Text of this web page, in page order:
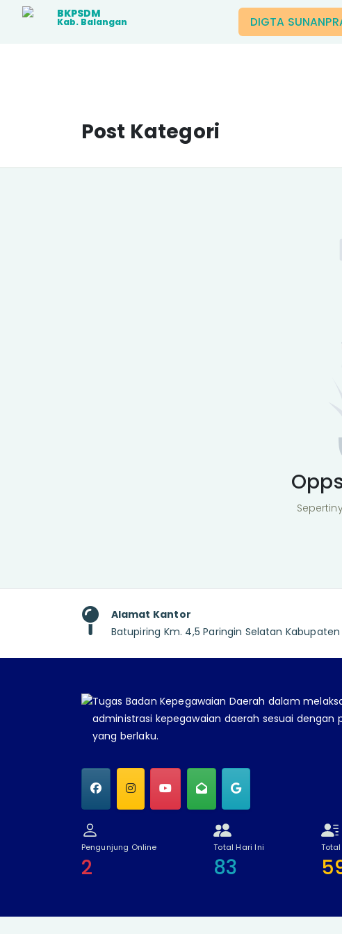
BKPSDM
Kab. Balangan DIGTA
Post Kategori
Alamat Kantor
Batupiring Km. 4,5 Paringin Selatan Kabupaten
Tugas Badan Kepegawaian Daerah dalam
administrasi kepegawaian daerah sesuai dengan
yang berlaku.
Pengunjung Online
2
Total Hari Ini
83